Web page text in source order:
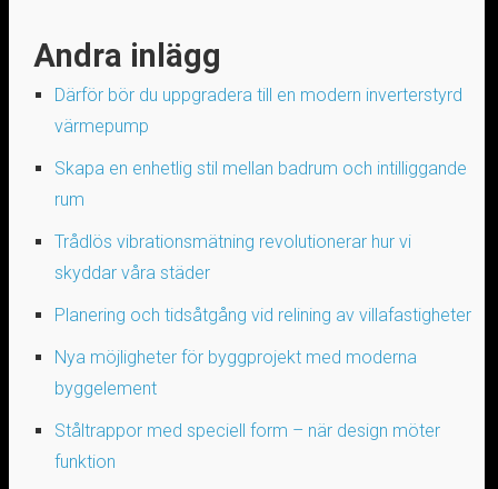
Andra inlägg
Därför bör du uppgradera till en modern inverterstyrd
värmepump
Skapa en enhetlig stil mellan badrum och intilliggande
rum
Trådlös vibrationsmätning revolutionerar hur vi
skyddar våra städer
Planering och tidsåtgång vid relining av villafastigheter
Nya möjligheter för byggprojekt med moderna
byggelement
Ståltrappor med speciell form – när design möter
funktion